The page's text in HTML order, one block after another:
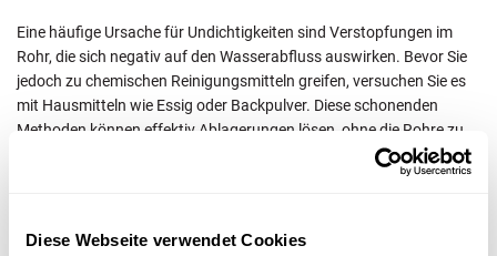
Diese Webseite verwendet Cookies
Eine häufige Ursache für Undichtigkeiten sind Verstopfungen im
Rohr, die sich negativ auf den Wasserabfluss auswirken. Bevor Sie
jedoch zu chemischen Reinigungsmitteln greifen, versuchen Sie es
mit Hausmitteln wie Essig oder Backpulver. Diese schonenden
Methoden können effektiv Ablagerungen lösen, ohne die Rohre zu
heißem Wasser nachzuspülen, um alle gelösten Rückstände